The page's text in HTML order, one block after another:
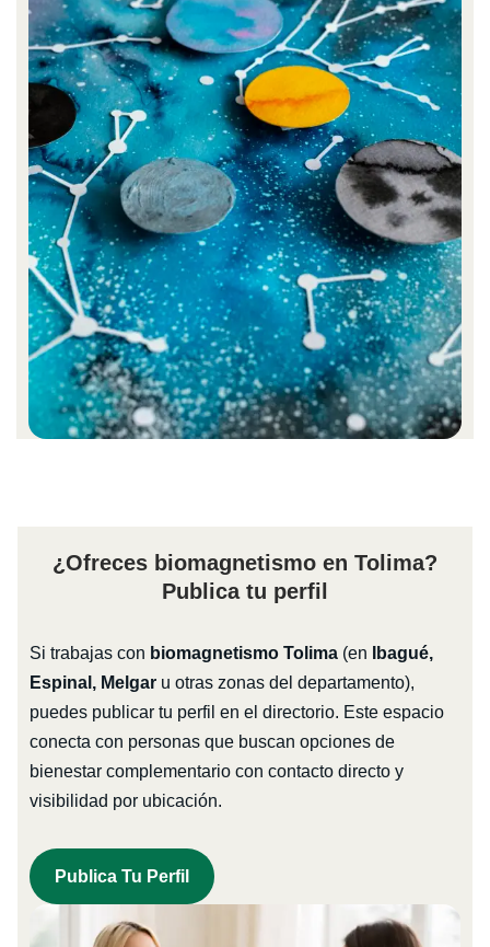
¿Ofreces biomagnetismo en Tolima?
Publica tu perfil
Si trabajas con biomagnetismo Tolima(en
Ibagué,
Espinal, Melgaru otras zonas del departamento),
puedes publicar tu perfil en el directorio. Este espacio
conecta con personas que buscan opciones de
bienestar complementario con contacto directo y
visibilidad por ubicación.
Publica Tu Perfil